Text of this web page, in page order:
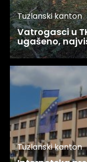
Tuzlanski kanton
Vatrogasci u
ugašeno,
Tuzlanski kanton